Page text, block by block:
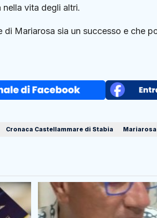
vita degli altri.
di Mariarosa sia un successo e che
Cronaca Castellammare di Stabia Mariarosa